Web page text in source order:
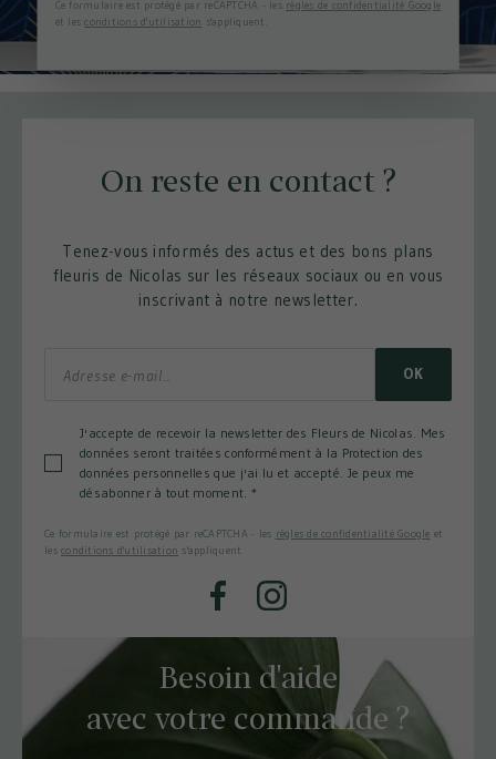
On reste en contact ?
Tenez-vous informés des actus et des bons plans
fleuris de Nicolas sur les réseaux sociaux ou en vous
inscrivant à notre newsletter.
OK
J'accepte de recevoir la newsletter des Fleurs de Nicolas. Mes
données seront traitées conformément à la Protection des
données personnelles que j'ai lu et accepté. Je peux me
désabonner à tout moment. *
Ce formulaire est protégé par reCAPTCHA - les règles de confidentialité Google et
les conditions d'utilisation s'appliquent.
FacebookInstagram
Besoin d'aide
avec votre commande ?
Ce formulaire est protégé par reCAPTCHA - les règles de confidentialité Google
et lesconditions d'utilisation s'appliquent.